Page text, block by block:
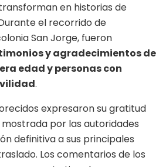
en historias de
el recorrido de
San Jorge, fueron
y agradecimientos de
edad y personas con
.
expresaron su gratitud
por las autoridades
definitiva a sus principales
Los comentarios de los